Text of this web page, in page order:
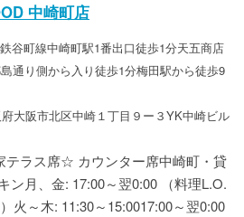
中崎町店
谷町線中崎町駅1番出口徒歩1分天五商店
通り側から入り徒歩1分梅田駅から徒歩9
大阪市北区中崎１丁目９ー３YK中崎ビル
テラス席☆ カウンター席中崎町・貸
ン月、金: 17:00～翌0:00 （料理L.O.
火～木: 11:30～15:0017:00～翌0:00